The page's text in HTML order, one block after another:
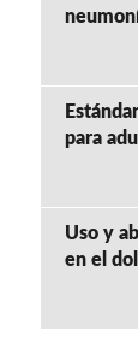
para
Uso y
en el